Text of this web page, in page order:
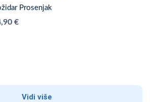
Prosenjak
€
Vidi više